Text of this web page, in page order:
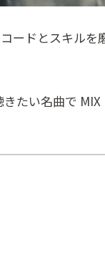
ードとスキルを
たい名曲で MIX